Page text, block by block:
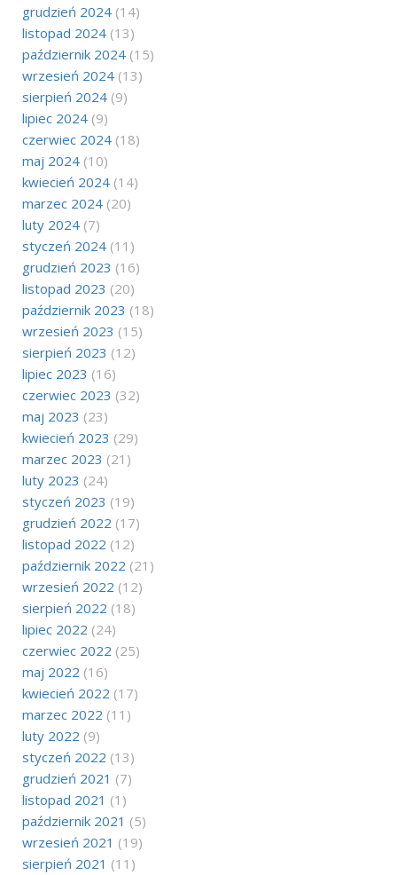
grudzień 2024 (14)
listopad 2024 (13)
październik 2024 (15)
wrzesień 2024 (13)
sierpień 2024 (9)
lipiec 2024 (9)
czerwiec 2024 (18)
maj 2024 (10)
kwiecień 2024 (14)
marzec 2024 (20)
luty 2024 (7)
styczeń 2024 (11)
grudzień 2023 (16)
listopad 2023 (20)
październik 2023 (18)
wrzesień 2023 (15)
sierpień 2023 (12)
lipiec 2023 (16)
czerwiec 2023 (32)
maj 2023 (23)
kwiecień 2023 (29)
marzec 2023 (21)
luty 2023 (24)
styczeń 2023 (19)
grudzień 2022 (17)
listopad 2022 (12)
październik 2022 (21)
wrzesień 2022 (12)
sierpień 2022 (18)
lipiec 2022 (24)
czerwiec 2022 (25)
maj 2022 (16)
kwiecień 2022 (17)
marzec 2022 (11)
luty 2022 (9)
styczeń 2022 (13)
grudzień 2021 (7)
listopad 2021 (1)
październik 2021 (5)
wrzesień 2021 (19)
sierpień 2021 (11)